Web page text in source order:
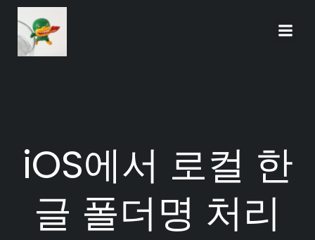
iOS에서 로컬 한
글 폴더명 처리